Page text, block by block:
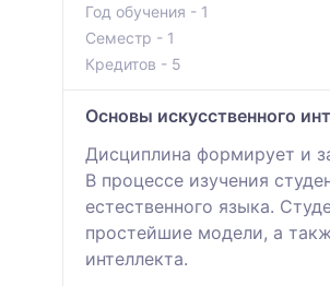
Год обучения - 1
Семестр - 1
Кредитов - 5
Основы искусственного
Дисциплина формирует и
В процессе изучения
естественного языка.
простейшие модели, а
интеллекта.